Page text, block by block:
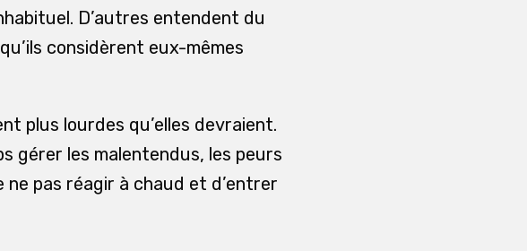
D’autres entendent du
considèrent eux-mêmes
plus lourdes qu’elles devraient.
gérer les malentendus, les peurs
ne pas réagir à chaud et d’entrer